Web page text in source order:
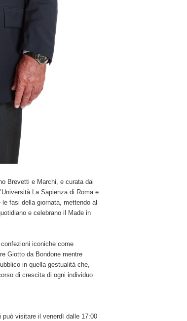
Brevetti e Marchi, e curata dai
La Sapienza di Roma e
fasi della giornata, mettendo al
e celebrano il Made in
iconiche come
Giotto da Bondone mentre
in quella gestualità che,
di crescita di ogni individuo
può visitare il venerdì dalle 17:00